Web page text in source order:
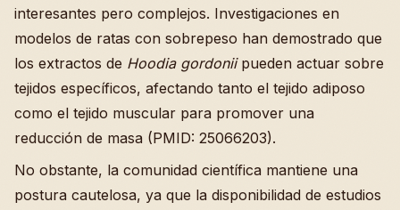
interesantes pero complejos. Investigaciones en
modelos de ratas con sobrepeso han demostrado que
los extractos de Hoodia gordoniipueden actuar sobre
tejidos específicos, afectando tanto el tejido adiposo
como el tejido muscular para promover una
reducción de masa (PMID: 25066203).
No obstante, la comunidad científica mantiene una
postura cautelosa, ya que la disponibilidad de estudios